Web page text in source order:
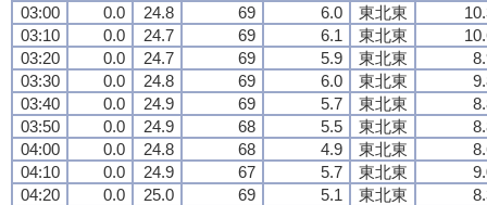
03:00
0.0 24.8 69 6.0 東北東
03:10
0.0 24.7 69 6.1 東北東
03:20
0.0 24.7 69 5.9 東北東
03:30
0.0 24.8 69 6.0 東北東
03:40
0.0 24.9 69 5.7 東北東
03:50
0.0 24.9 68 5.5 東北東
04:00
0.0 24.8 68 4.9 東北東
04:10
0.0 24.9 67 5.7 東北東
04:20
0.0 25.0 69 5.1 東北東